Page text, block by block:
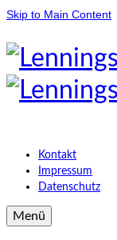
Skip to Main Content
Kontakt
Impressum
Datenschutz
Menü